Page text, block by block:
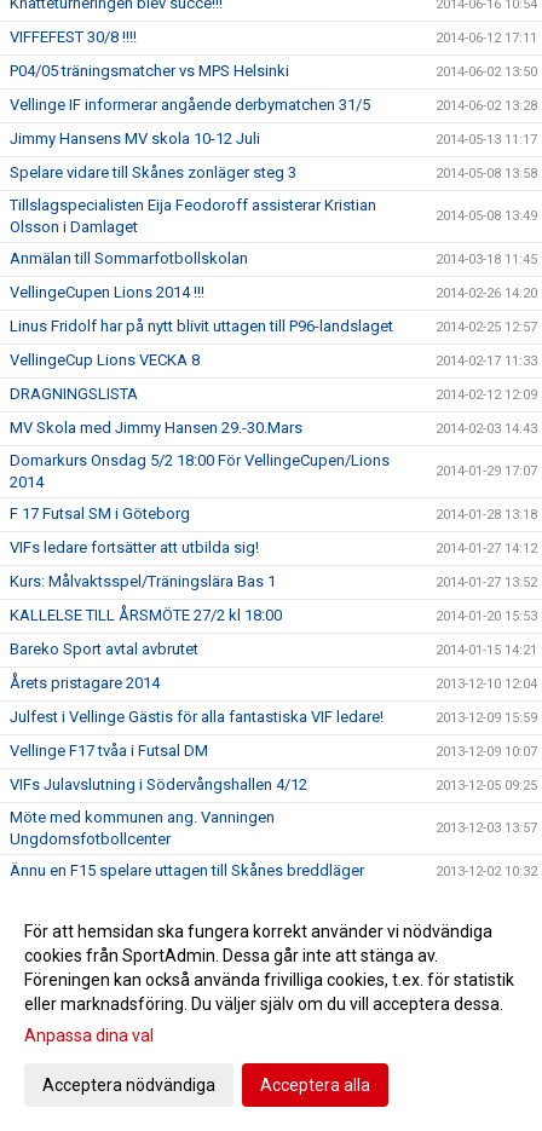
2014-06-16 10:54
VIFFEFEST 30/8 !!!! 2014-06-12 17:11
P04/05 träningsmatcher vs MPS Helsinki 2014-06-02 13:50
Vellinge IF informerar angående derbymatchen 31/5 2014-06-02 13:28
Jimmy Hansens MV skola 10-12 Juli 2014-05-13 11:17
Spelare vidare till Skånes zonläger steg 3 2014-05-08 13:58
Tillslagspecialisten Eija Feodoroff assisterar Kristian
Olsson i Damlaget
2014-05-08 13:49
Anmälan till Sommarfotbollskolan 2014-03-18 11:45
VellingeCupen Lions 2014 !!! 2014-02-26 14:20
Linus Fridolf har på nytt blivit uttagen till P96-landslaget 2014-02-25 12:57
VellingeCup Lions VECKA 8 2014-02-17 11:33
DRAGNINGSLISTA 2014-02-12 12:09
MV Skola med Jimmy Hansen 29.-30.Mars 2014-02-03 14:43
Domarkurs Onsdag 5/2 18:00 För VellingeCupen/Lions
2014
2014-01-29 17:07
F 17 Futsal SM i Göteborg 2014-01-28 13:18
VIFs ledare fortsätter att utbilda sig! 2014-01-27 14:12
Kurs: Målvaktsspel/Träningslära Bas 1 2014-01-27 13:52
KALLELSE TILL ÅRSMÖTE 27/2 kl 18:00 2014-01-20 15:53
Bareko Sport avtal avbrutet 2014-01-15 14:21
Årets pristagare 2014 2013-12-10 12:04
Julfest i Vellinge Gästis för alla fantastiska VIF ledare! 2013-12-09 15:59
Vellinge F17 tvåa i Futsal DM 2013-12-09 10:07
VIFs Julavslutning i Södervångshallen 4/12 2013-12-05 09:25
Möte med kommunen ang. Vanningen
Ungdomsfotbollcenter
2013-12-03 13:57
Ännu en F15 spelare uttagen till Skånes breddläger 2013-12-02 10:32
Matilda Abramo F 98 uttagen till Skånes breddläger 2013-11-27 15:13
Föreläsning med Lisa Kaptein-Kvist 2013-11-20 12:20
AVSPARK KURS 17/11 2013-11-14 12:48
KVALMATCH 2 MOT FBK BALKAN
Michele Liuzzi tar över Kvarnby
För att hemsidan ska fungera korrekt använder vi nödvändiga
cookies från SportAdmin. Dessa går inte att stänga av.
Föreningen kan också använda frivilliga cookies, t.ex. för statistik
eller marknadsföring. Du väljer själv om du vill acceptera dessa.
Anpassa dina val
Acceptera nödvändiga Acceptera alla